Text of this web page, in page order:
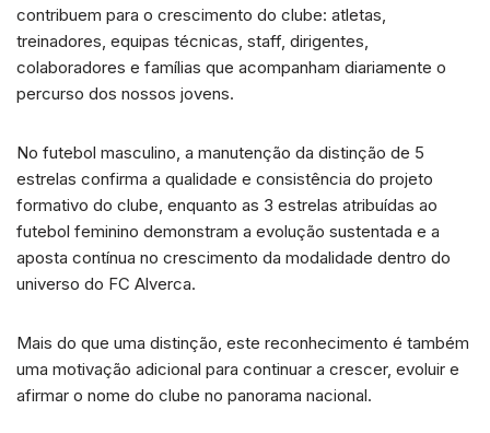
contribuem para o crescimento do clube: atletas,
treinadores, equipas técnicas, staff, dirigentes,
colaboradores e famílias que acompanham diariamente o
percurso dos nossos jovens.
No futebol masculino, a manutenção da distinção de 5
estrelas confirma a qualidade e consistência do projeto
formativo do clube, enquanto as 3 estrelas atribuídas ao
futebol feminino demonstram a evolução sustentada e a
aposta contínua no crescimento da modalidade dentro do
universo do FC Alverca.
Mais do que uma distinção, este reconhecimento é também
uma motivação adicional para continuar a crescer, evoluir e
afirmar o nome do clube no panorama nacional.